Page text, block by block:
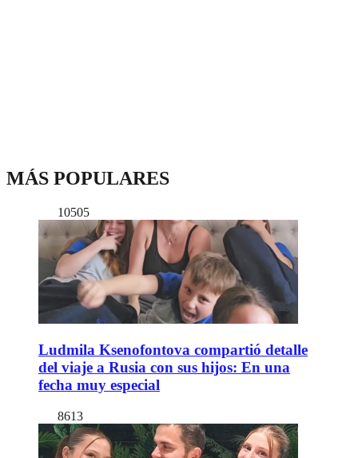
MÁS POPULARES
10505
Ludmila Ksenofontova compartió detalle
del viaje a Rusia con sus hijos: En una
fecha muy especial
8613